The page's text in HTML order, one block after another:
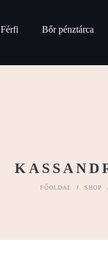
Férfi Bőr pénztárca
FŐOLDAL / SHOP